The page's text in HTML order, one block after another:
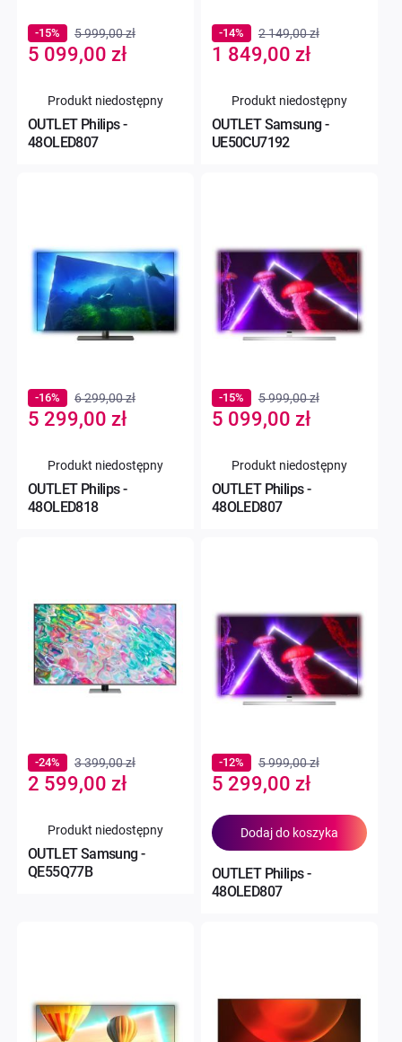
OUTLET Philips -
48OLED807
Special
Price
5 099,00 zł
-15% 5 999,00 zł
Produkt niedostępny
OUTLET Samsung -
UE50CU7192
Special
Price
1 849,00 zł
-14% 2 149,00 zł
Produkt niedostępny
OUTLET Philips -
48OLED818
Special
Price
5 299,00 zł
-16% 6 299,00 zł
Produkt niedostępny
OUTLET Philips -
48OLED807
Special
Price
5 099,00 zł
-15% 5 999,00 zł
Produkt niedostępny
OUTLET Samsung -
QE55Q77B
Special
Price
2 599,00 zł
-24% 3 399,00 zł
Produkt niedostępny
OUTLET Philips -
48OLED807
Special
Price
5 299,00 zł
-12% 5 999,00 zł
Dodaj do koszyka